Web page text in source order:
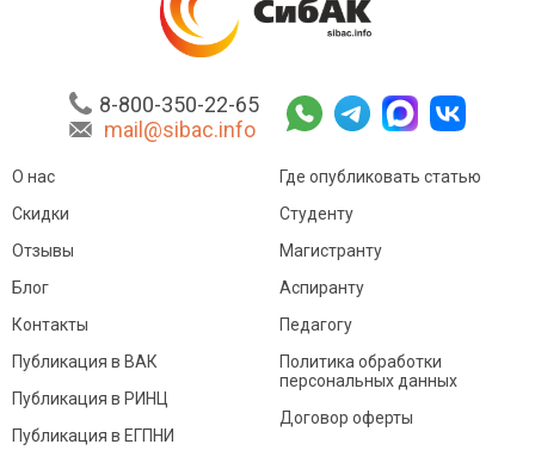
8-800-350-22-65
mail@sibac.info
О нас
Скидки
Отзывы
Блог
Контакты
Где опубликовать статью
Студенту
Магистранту
Аспиранту
Педагогу
Публикация в ВАК
Публикация в РИНЦ
Публикация в ЕГПНИ
Политика обработки
персональных данных
Договор оферты